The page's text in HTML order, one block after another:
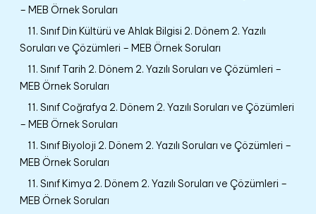
– MEB Örnek Soruları
11. Sınıf Din Kültürü ve Ahlak Bilgisi 2. Dönem 2. Yazılı
Soruları ve Çözümleri – MEB Örnek Soruları
11. Sınıf Tarih 2. Dönem 2. Yazılı Soruları ve Çözümleri –
MEB Örnek Soruları
11. Sınıf Coğrafya 2. Dönem 2. Yazılı Soruları ve Çözümleri
– MEB Örnek Soruları
11. Sınıf Biyoloji 2. Dönem 2. Yazılı Soruları ve Çözümleri –
MEB Örnek Soruları
11. Sınıf Kimya 2. Dönem 2. Yazılı Soruları ve Çözümleri –
MEB Örnek Soruları